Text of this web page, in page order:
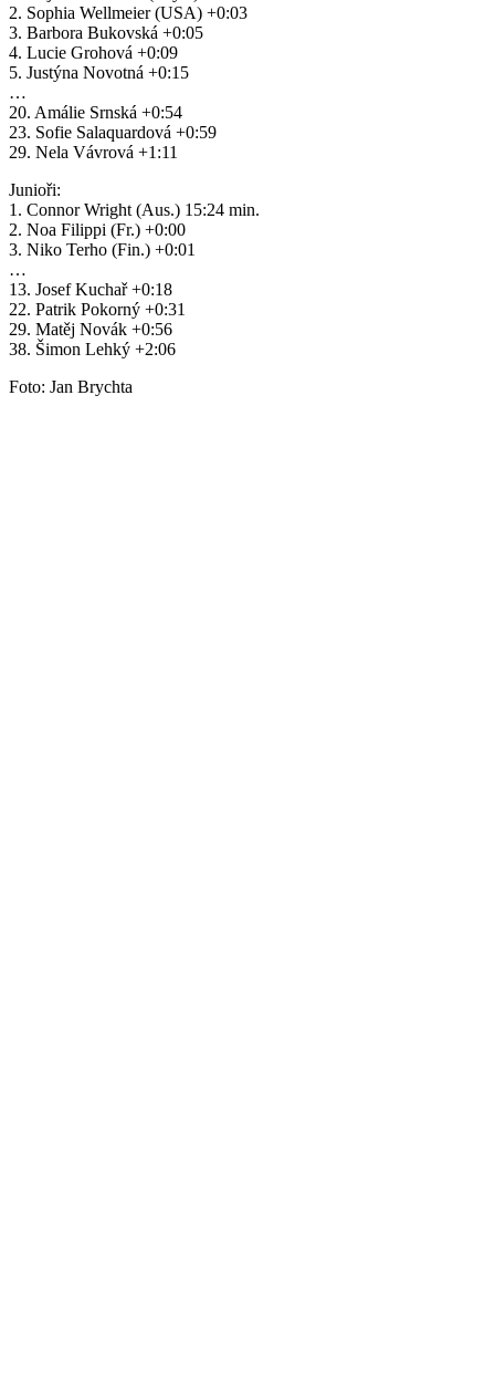
2. Sophia Wellmeier (USA) +0:03
3. Barbora Bukovská +0:05
4. Lucie Grohová +0:09
5. Justýna Novotná +0:15
…
20. Amálie Srnská +0:54
23. Sofie Salaquardová +0:59
29. Nela Vávrová +1:11
Junioři:
1. Connor Wright (Aus.) 15:24 min.
2. Noa Filippi (Fr.) +0:00
3. Niko Terho (Fin.) +0:01
…
13. Josef Kuchař +0:18
22. Patrik Pokorný +0:31
29. Matěj Novák +0:56
38. Šimon Lehký +2:06
Foto: Jan Brychta